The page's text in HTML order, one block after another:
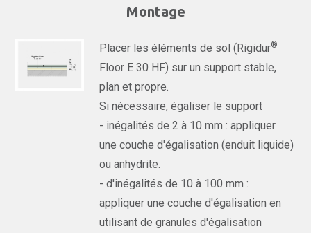
Montage
Placer les éléments de sol (Rigidur®
Floor E 30 HF) sur un support stable,
plan et propre.
Si nécessaire, égaliser le support
- inégalités de 2 à 10 mm : appliquer
une couche d'égalisation (enduit liquide)
ou anhydrite.
- d'inégalités de 10 à 100 mm :
appliquer une couche d'égalisation en
utilisant de granules d'égalisation